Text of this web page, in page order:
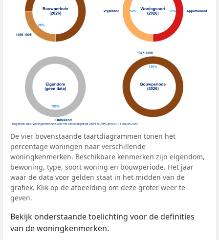
De vier bovenstaande taartdiagrammen tonen het
percentage woningen naar verschillende
woningkenmerken. Beschikbare kenmerken zijn eigendom,
bewoning, type, soort woning en bouwperiode. Het jaar
waar de data voor gelden staat in het midden van de
grafiek. Klik op de afbeelding om deze groter weer te
geven.
Bekijk onderstaande toelichting voor de definities
van de woningkenmerken.